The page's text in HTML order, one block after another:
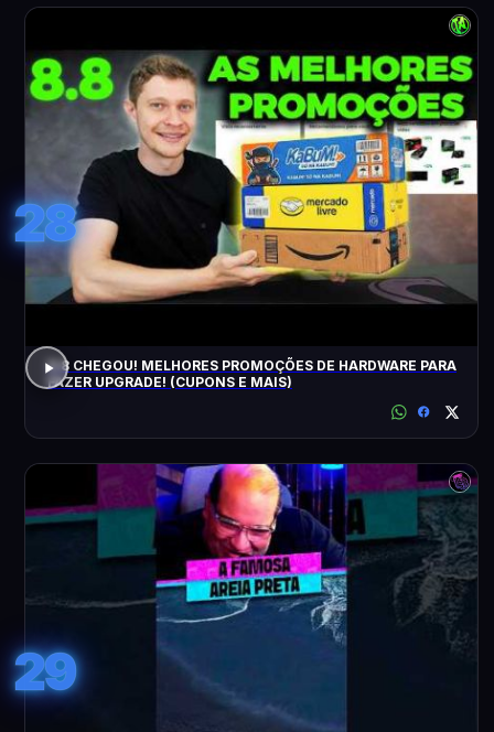
28
8.8 CHEGOU! MELHORES PROMOÇÕES DE HARDWARE PARA
FAZER UPGRADE! (CUPONS E MAIS)
29